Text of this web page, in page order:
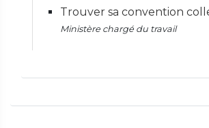
Trouver sa convention
Ministère chargé du travail